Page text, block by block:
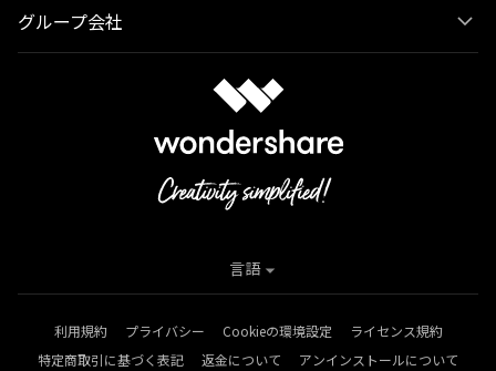
グループ会社
利用規約 プライバシー Cookieの環境設定
ライセンス規約
特定商取引に基づく表記
返金について
アンインストールについて
言語